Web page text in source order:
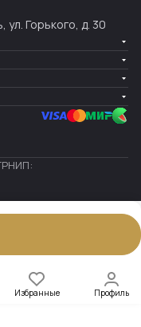
Избранные Профиль
ул. Горького, д. 30